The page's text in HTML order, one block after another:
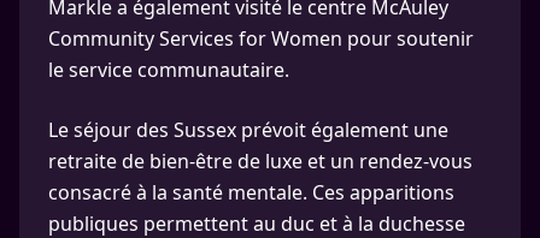
Markle a également visité le centre McAuley
Community Services for Women pour soutenir
le service communautaire.
Le séjour des Sussex prévoit également une
retraite de bien-être de luxe et un rendez-vous
consacré à la santé mentale. Ces apparitions
publiques permettent au duc et à la duchesse